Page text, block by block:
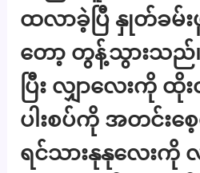
ထလာခဲ့ပြီ နှုတ်ခမ်း
တော့ တွန့်သွားသ
ပြီး လျှာလေးကို
ပါးစပ်ကို အတင်းစ
ရင်သားနုနုလေးကို